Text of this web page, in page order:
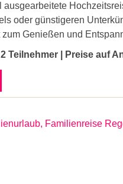
ausgearbeitete
oder günstigeren
zum Genießen und
Teilnehmer | Preise auf